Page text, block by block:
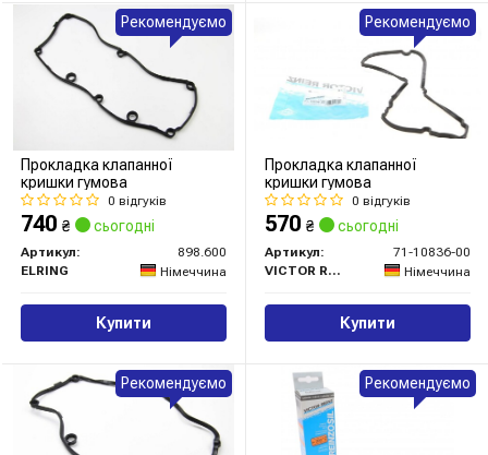
Прокладка клапанної
кришки гумова
0 відгуків
740 ₴ сьогодні
Артикул:
898.600
ELRING
Німеччина
Купити
Рекомендуємо
Прокладка клапанної
кришки гумова
0 відгуків
570 ₴ сьогодні
Артикул:
71-10836-00
VICTOR REINZ
Німеччина
Купити
Рекомендуємо
Рекомендуємо Рекомендуємо